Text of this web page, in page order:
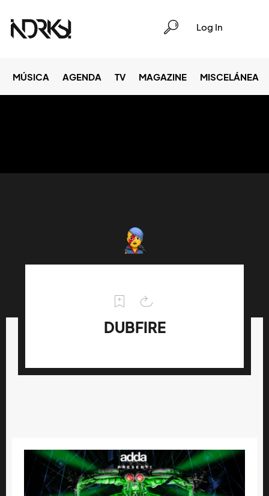
Log In
MÚSICA AGENDA TV MAGAZINE MISCELÁNEA
DUBFIRE